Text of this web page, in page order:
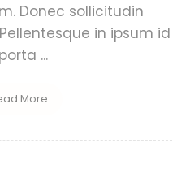
Donec sollicitudin
in ipsum id
...
More